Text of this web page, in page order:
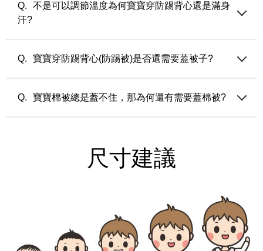
不是可以調節溫度為何寶寶穿防踢背心還是滿身
汗?
時，內搭穿著太厚也會感到過暖導致流汗（除非內著也有調溫
狀況做調整。
寶寶穿防踢背心(防踢被)是否還需要蓋被子?
需要蓋一件薄被睡覺的時候，就可以讓寶寶只穿防踢背心不需
寶寶棉被總是蓋不住，那為何還有需要蓋棉被?
尺寸建議